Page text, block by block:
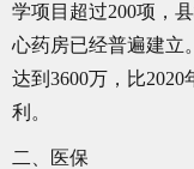
学项目超过200项，
心药房已经普遍建立
达到3600万，比
利。
二、医保